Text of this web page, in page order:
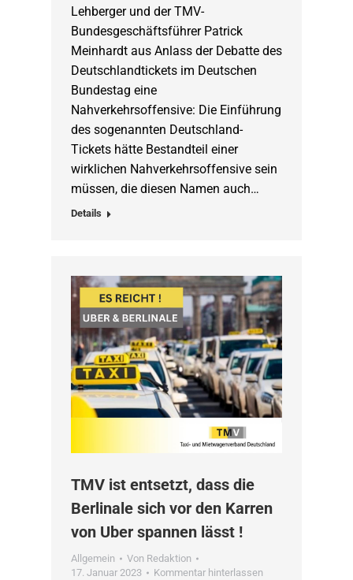
Lehberger und der TMV-
Bundesgeschäftsführer Patrick
Meinhardt aus Anlass der Debatte des
Deutschlandtickets im Deutschen
Bundestag eine
Nahverkehrsoffensive: Die Einführung
des sogenannten Deutschland-
Tickets hätte Bestandteil einer
wirklichen Nahverkehrsoffensive sein
müssen, die diesen Namen auch…
Details
TMV ist entsetzt, dass die
Berlinale sich vor den Karren
von Uber spannen lässt !
Allgemein Von Redaktion
17. Januar 2023
Kommentar hinterlassen